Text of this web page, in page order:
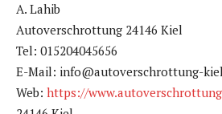
A. Lahib
Autoverschrottung 24146 Kiel
Tel: 015204045656
E-Mail: info@autoverschrottung-
Web: https://